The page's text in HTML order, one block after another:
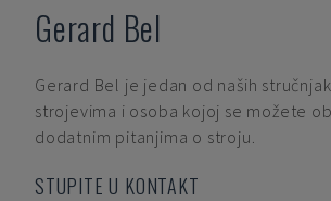
Gerard Bel
Gerard Bel je jedan od naših
strojevima i osoba kojoj se možete
dodatnim pitanjima o stroju.
STUPITE U KONTAKT